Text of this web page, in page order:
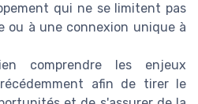
qui ne se limitent pas
ou à une connexion unique à
comprendre les enjeux
afin de tirer le